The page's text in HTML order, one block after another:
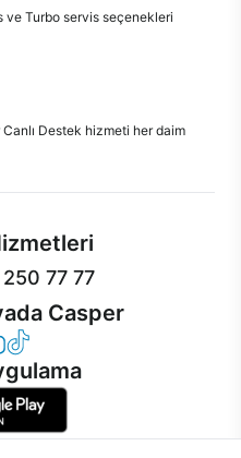
ve Turbo servis seçenekleri
Destek hizmeti her daim
77 77
Casper
LinkedIn
YouTube
Casper TikTok